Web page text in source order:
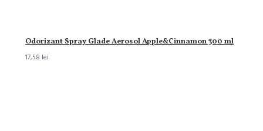
Odorizant Spray Glade Aerosol Apple&Cinnamon 300 ml
17,58 lei